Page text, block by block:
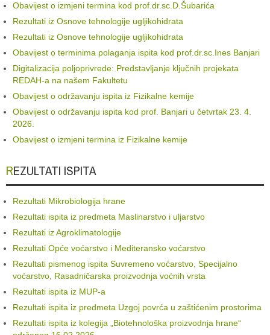
Obavijest o izmjeni termina kod prof.dr.sc.D.Šubarića
Rezultati iz Osnove tehnologije ugljikohidrata
Rezultati iz Osnove tehnologije ugljikohidrata
Obavijest o terminima polaganja ispita kod prof.dr.sc.Ines Banjari
Digitalizacija poljoprivrede: Predstavljanje ključnih projekata
REDAH-a na našem Fakultetu
Obavijest o održavanju ispita iz Fizikalne kemije
Obavijest o održavanju ispita kod prof. Banjari u četvrtak 23. 4.
2026.
Obavijest o izmjeni termina iz Fizikalne kemije
REZULTATI ISPITA
Rezultati Mikrobiologija hrane
Rezultati ispita iz predmeta Maslinarstvo i uljarstvo
Rezultati iz Agroklimatologije
Rezultati Opće voćarstvo i Mediteransko voćarstvo
Rezultati pismenog ispita Suvremeno voćarstvo, Specijalno
voćarstvo, Rasadničarska proizvodnja voćnih vrsta
Rezultati ispita iz MUP-a
Rezultati ispita iz predmeta Uzgoj povrća u zaštićenim prostorima
Rezultati ispita iz kolegija „Biotehnološka proizvodnja hrane“